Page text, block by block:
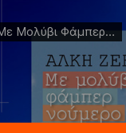
(Βιογραφία)